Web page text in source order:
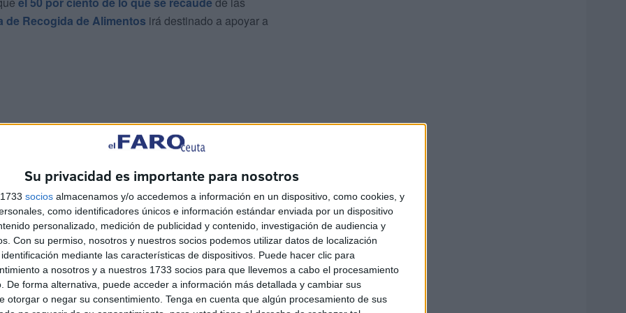
Su privacidad es importante para nosotros
socios almacenamos y/o accedemos a información en un dispositivo, como cookies, y
como identificadores únicos e información estándar enviada por un dispositivo
personalizado, medición de publicidad y contenido, investigación de audiencia y
Con su permiso, nosotros y nuestros socios podemos utilizar datos de localización
mediante las características de dispositivos. Puede hacer clic para
a nosotros y a nuestros 1733 socios para que llevemos a cabo el procesamiento
De forma alternativa, puede acceder a información más detallada y cambiar sus
otorgar o negar su consentimiento. Tenga en cuenta que algún procesamiento de sus
de Recogida de Alimentos irá destinado a apoyar a
a los voluntarios las novedades de esta
los distintos supermercados irá destinado de forma
ciudad.